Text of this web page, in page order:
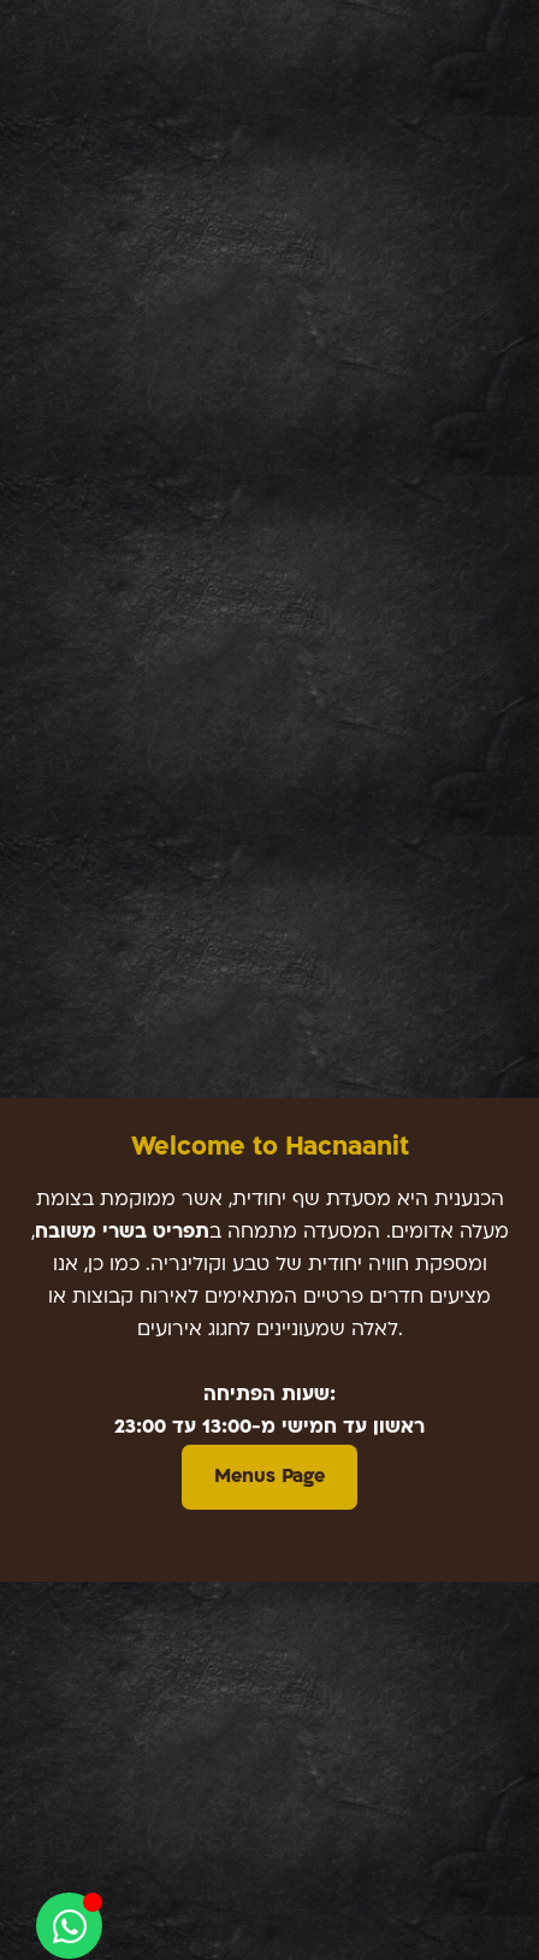
Welcome to Hacnaanit
הכנענית היא מסעדת שף יחודית, אשר ממוקמת בצומת
מעלה אדומים. המסעדה מתמחה בתפריט בשרי משובח,
ומספקת חוויה יחודית של טבע וקולינריה. כמו כן, אנו
מציעים חדרים פרטיים המתאימים לאירוח קבוצות או
לאלה שמעוניינים לחגוג אירועים.
שעות הפתיחה:
ראשון עד חמישי מ-13:00 עד 23:00
Menus Page